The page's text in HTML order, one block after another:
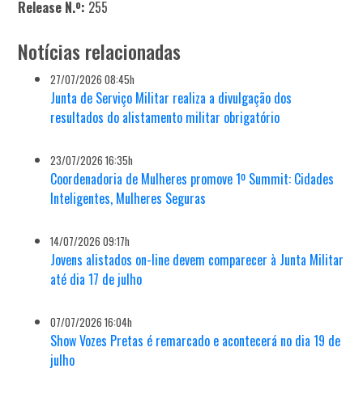
Release N.º: 255
Notícias relacionadas
27/07/2026 08:45h
Junta de Serviço Militar realiza a divulgação dos
resultados do alistamento militar obrigatório
23/07/2026 16:35h
Coordenadoria de Mulheres promove 1º Summit: Cidades
Inteligentes, Mulheres Seguras
14/07/2026 09:17h
Jovens alistados on-line devem comparecer à Junta Militar
até dia 17 de julho
07/07/2026 16:04h
Show Vozes Pretas é remarcado e acontecerá no dia 19 de
julho